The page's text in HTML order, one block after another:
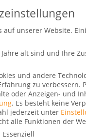
Travel Kurse
auf unserer Website.
alt sind und Ihre
und andere
zu verbessern.
oder Anzeigen- und
. Es besteht keine
jederzeit unter
alle Funktionen der
Essenziell